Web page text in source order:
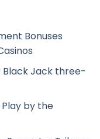
Bonuses
Black Jack three-
Play by the